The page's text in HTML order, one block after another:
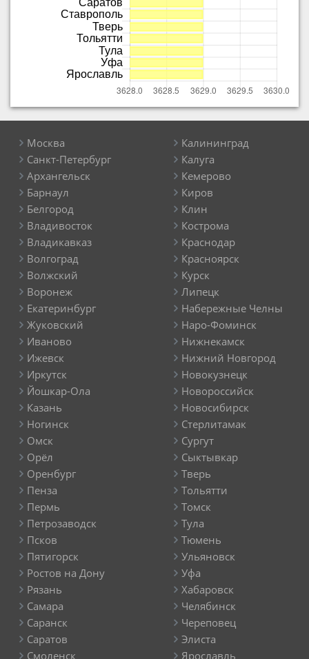
Москва
Санкт-Петербург
Архангельск
Барнаул
Белгород
Владивосток
Владикавказ
Волгоград
Волжский
Воронеж
Екатеринбург
Жуковский
Иваново
Ижевск
Иркутск
Йошкар-Ола
Казань
Калининград
Калуга
Кемерово
Киров
Клин
Кострома
Краснодар
Красноярск
Курск
Липецк
Набережные Челны
Наро-Фоминск
Нижнекамск
Нижний Новгород
Новокузнецк
Новороссийск
Новосибирск
Ногинск
Омск
Орёл
Оренбург
Пенза
Пермь
Петрозаводск
Псков
Пятигорск
Ростов на Дону
Рязань
Самара
Саранск
Саратов
Смоленск
Стерлитамак
Сургут
Сыктывкар
Тверь
Тольятти
Томск
Тула
Тюмень
Ульяновск
Уфа
Хабаровск
Челябинск
Череповец
Элиста
Ярославль